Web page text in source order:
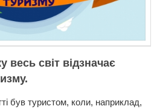
весь світ відзначає
був туристом, коли, наприклад,